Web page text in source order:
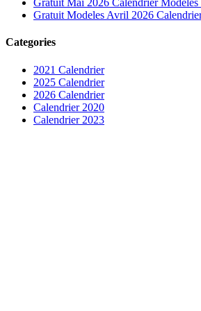
Gratuit Mai 2026 Calendrier
Gratuit Modeles Avril 2026
Categories
2021 Calendrier
2025 Calendrier
2026 Calendrier
Calendrier 2020
Calendrier 2023